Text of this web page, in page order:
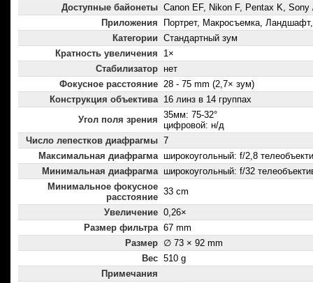
Доступные байонеты Canon EF, Nikon F, Pentax K, Sony
Приложения
Портрет, Макросъемка,
Категории Стандартный зум
Кратность увеличения
1×
Стабилизатор нет
Фокусное расстояние 28 - 75 mm (2,7× зум)
Конструкция объектива 16 линз в 14 группах
Угол поля зрения 35мм: 75-32°
цифровой: н/д
Число лепестков диафрагмы 7
Максимальная диафрагма широкоугольный: f/2,8
Минимальная диафрагма широкоугольный: f/32
Минимальное фокусное
расстояние
33 cm
Увеличение 0,26×
Размер фильтра 67 mm
Размер ∅ 73 × 92 mm
Вес 510 g
Примечания